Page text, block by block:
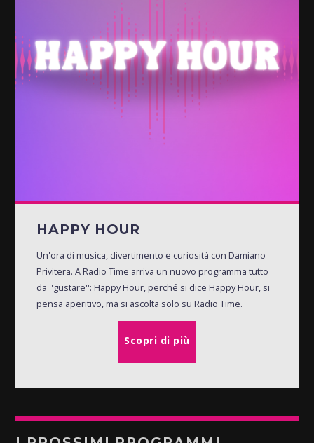
HAPPY HOUR
Un'ora di musica, divertimento e curiosità con Damiano
Privitera. A Radio Time arriva un nuovo programma tutto
da ''gustare'': Happy Hour, perché si dice Happy Hour, si
pensa aperitivo, ma si ascolta solo su Radio Time.
Scopri di più